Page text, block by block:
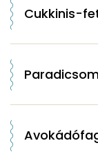
Cukkinis-